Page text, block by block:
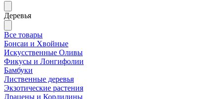
Деревья
Все товары
Бонсаи и Хвойные
Искусственные Оливы
Фикусы и Лонгифолии
Бамбуки
Лиственные деревья
Экзотические растения
Драцены и Кордилины